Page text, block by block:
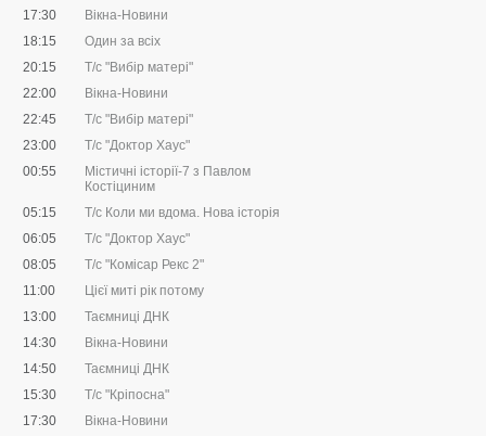
17:30
Вікна-Новини
18:15
Один за всіх
20:15
Т/с "Вибір матері"
22:00
Вікна-Новини
22:45
Т/с "Вибір матері"
23:00
Т/с "Доктор Хаус"
00:55
Містичні історії-7 з Павлом
Костіциним
05:15
Т/с Коли ми вдома. Нова історія
06:05
Т/с "Доктор Хаус"
08:05
Т/с "Комісар Рекс 2"
11:00
Цієї миті рік потому
13:00
Таємниці ДНК
14:30
Вікна-Новини
14:50
Таємниці ДНК
15:30
Т/с "Кріпосна"
17:30
Вікна-Новини